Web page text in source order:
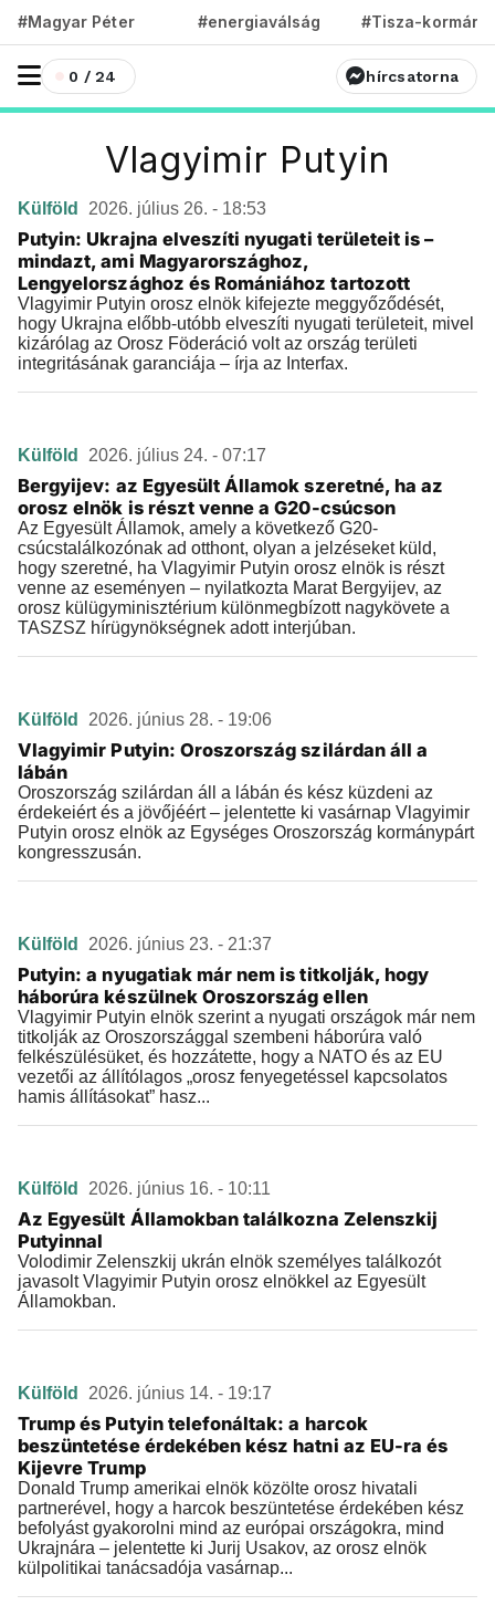
#Magyar Péter #energiaválság #Tisza-kormány
0 / 24 hírcsatorna
Vlagyimir Putyin
Külföld 2026. július 26. - 18:53
Putyin: Ukrajna elveszíti nyugati területeit is –
mindazt, ami Magyarországhoz,
Lengyelországhoz és Romániához tartozott
Vlagyimir Putyin orosz elnök kifejezte meggyőződését,
hogy Ukrajna előbb-utóbb elveszíti nyugati területeit, mivel
kizárólag az Orosz Föderáció volt az ország területi
integritásának garanciája – írja az Interfax.
Külföld 2026. július 24. - 07:17
Bergyijev: az Egyesült Államok szeretné, ha az
orosz elnök is részt venne a G20-csúcson
Az Egyesült Államok, amely a következő G20-
csúcstalálkozónak ad otthont, olyan a jelzéseket küld,
hogy szeretné, ha Vlagyimir Putyin orosz elnök is részt
venne az eseményen – nyilatkozta Marat Bergyijev, az
orosz külügyminisztérium különmegbízott nagykövete a
TASZSZ hírügynökségnek adott interjúban.
Külföld 2026. június 28. - 19:06
Vlagyimir Putyin: Oroszország szilárdan áll a
lábán
Oroszország szilárdan áll a lábán és kész küzdeni az
érdekeiért és a jövőjéért – jelentette ki vasárnap Vlagyimir
Putyin orosz elnök az Egységes Oroszország kormánypárt
kongresszusán.
Külföld 2026. június 23. - 21:37
Putyin: a nyugatiak már nem is titkolják, hogy
háborúra készülnek Oroszország ellen
Vlagyimir Putyin elnök szerint a nyugati országok már nem
titkolják az Oroszországgal szembeni háborúra való
felkészülésüket, és hozzátette, hogy a NATO és az EU
vezetői az állítólagos „orosz fenyegetéssel kapcsolatos
hamis állításokat” hasz...
Külföld 2026. június 16. - 10:11
Az Egyesült Államokban találkozna Zelenszkij
Putyinnal
Volodimir Zelenszkij ukrán elnök személyes találkozót
javasolt Vlagyimir Putyin orosz elnökkel az Egyesült
Államokban.
Külföld 2026. június 14. - 19:17
Trump és Putyin telefonáltak: a harcok
beszüntetése érdekében kész hatni az EU-ra és
Kijevre Trump
Donald Trump amerikai elnök közölte orosz hivatali
partnerével, hogy a harcok beszüntetése érdekében kész
befolyást gyakorolni mind az európai országokra, mind
Ukrajnára – jelentette ki Jurij Usakov, az orosz elnök
külpolitikai tanácsadója vasárnap...